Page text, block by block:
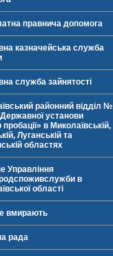
правнича допомога
казначейська служба
служба зайнятості
районний відділ №
Державної установи
в Миколаївській,
Луганській та
областях
Управління
в
області
вмирають
рада